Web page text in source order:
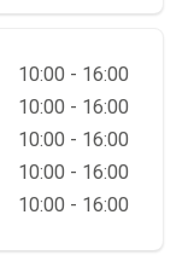
10:00 - 16:00
10:00 - 16:00
10:00 - 16:00
10:00 - 16:00
10:00 - 16:00